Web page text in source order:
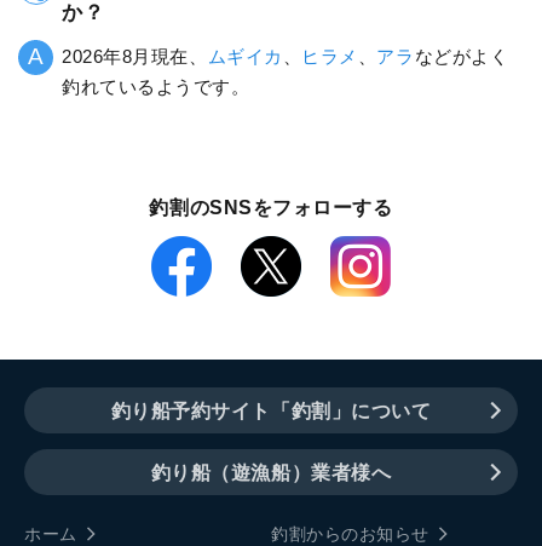
か？
2026年8月現在、 ムギイカ ヒラメ アラ などがよく
釣れているようです。
釣割のSNSをフォローする
釣り船予約サイト「釣割」について
釣り船（遊漁船）業者様へ
ホーム
釣割からのお知らせ